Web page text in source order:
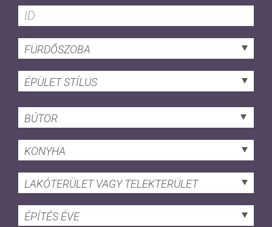
FÜRDŐSZOBA
ÉPÜLET STÍLUS
BÚTOR
KONYHA
LAKÓTERÜLET VAGY TELEKTERÜLET
ÉPÍTÉS ÉVE